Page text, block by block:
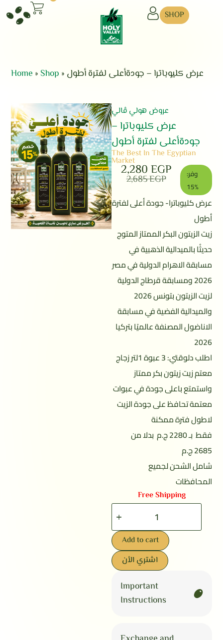
SHOP
Home » Shop » عرض كليوباترا – جودةأعلى لفترة أطول
عروض هولي ڤالي
عرض كليوباترا –
جودةأعلى لفترة أطول
The Best In The Egyptian
Market
2,685EGP
2,280EGP
وفر:
15%
عرض كليوباترا- جودة أعلى لفترة
أطول
زيت الزيتون البكر الممتاز المتوج
حديثُا بالميدالية الذهبية في
مسابقة الاهرام الدولية في مصر
2026 ومسابقة قرطاج الدولية
لزيت الزيتون بتونس 2026
والميدالية الفضية في مسابقة
الاناضول المصنفة عالميًا بتركيا
2026
اطلب دلوقتي: 3 عبوة 1لتر زجاج
معتم زيت زيتون بكر ممتاز
واستمتع باعلى جودة في عبوات
معتمة تحافظ على جودة الزيت
لاطول فترة ممكنة
فقط بـ 2280 ج.م بدلا من
2685 ج.م
شامل الشحن لجميع
المحافظات
Free Shipping
Add to cart
اشتري الأن
Important
Instructions